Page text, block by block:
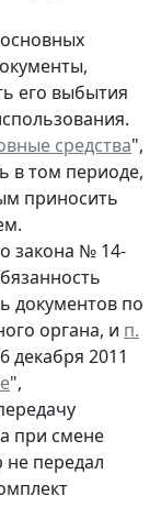
его выбытия
средства",
в том периоде,
приносить
закона № 14-
документов по
органа, и п.
декабря 2011
",
при смене
передал